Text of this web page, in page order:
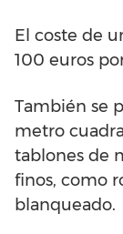
El coste de
100 euros
También se
metro
tablones de
finos, como
blanqueado.